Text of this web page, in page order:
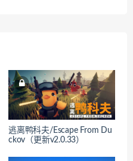
逃离鸭科夫/Escape From Du
ckov（更新v2.0.33）